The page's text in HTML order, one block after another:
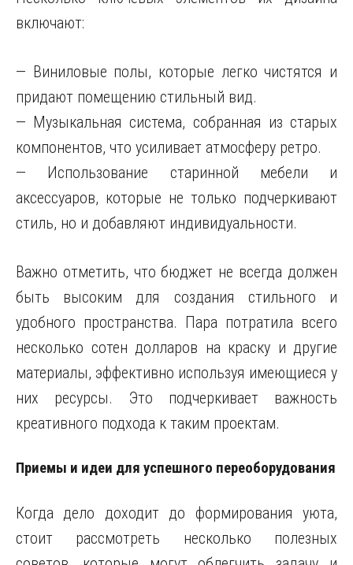
включают:
— Виниловые полы, которые легко чистятся и
придают помещению стильный вид.
— Музыкальная система, собранная из старых
компонентов, что усиливает атмосферу ретро.
— Использование старинной мебели и
аксессуаров, которые не только подчеркивают
стиль, но и добавляют индивидуальности.
Важно отметить, что бюджет не всегда должен
быть высоким для создания стильного и
удобного пространства. Пара потратила всего
несколько сотен долларов на краску и другие
материалы, эффективно используя имеющиеся у
них ресурсы. Это подчеркивает важность
креативного подхода к таким проектам.
Приемы и идеи для успешного переоборудования
Когда дело доходит до формирования уюта,
стоит рассмотреть несколько полезных